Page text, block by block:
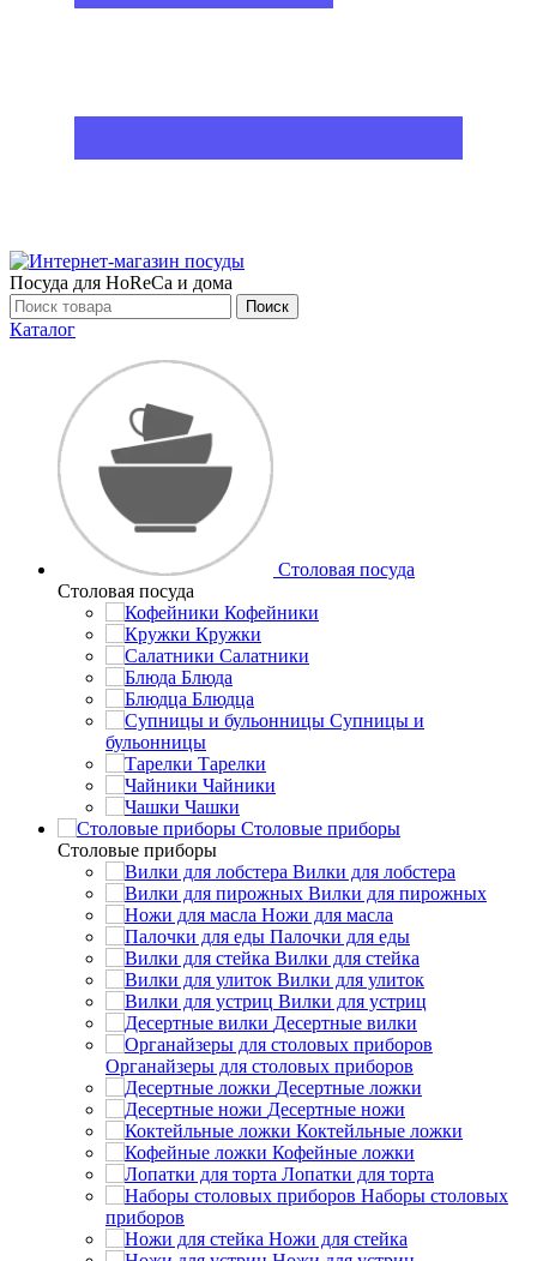
Посуда для HoReCa и дома
Поиск
Каталог
Столовая посуда
Столовая посуда
Кофейники
Кружки
Салатники
Блюда
Блюдца
Супницы и
бульонницы
Тарелки
Чайники
Чашки
Cтоловые приборы
Cтоловые приборы
Вилки для лобстера
Вилки для пирожных
Ножи для масла
Палочки для еды
Вилки для стейка
Вилки для улиток
Вилки для устриц
Десертные вилки
Органайзеры для столовых приборов
Десертные ложки
Десертные ножи
Коктейльные ложки
Кофейные ложки
Лопатки для торта
Наборы столовых
приборов
Ножи для стейка